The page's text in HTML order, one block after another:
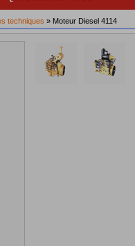
techniques » Moteur Diesel 4114